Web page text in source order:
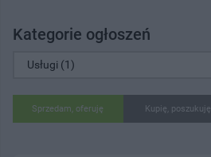
Kategorie ogłoszeń
Sprzedam, oferuję Kupię, poszukuję